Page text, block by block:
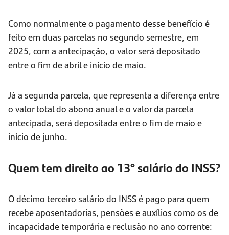
Como normalmente o pagamento desse benefício é
feito em duas parcelas no segundo semestre, em
2025, com a antecipação, o valor será depositado
entre o fim de abril e início de maio.
Já a segunda parcela, que representa a diferença entre
o valor total do abono anual e o valor da parcela
antecipada, será depositada entre o fim de maio e
início de junho.
Quem tem direito ao 13° salário do INSS?
O décimo terceiro salário do INSS é pago para quem
recebe aposentadorias, pensões e auxílios como os de
incapacidade temporária e reclusão no ano corrente: